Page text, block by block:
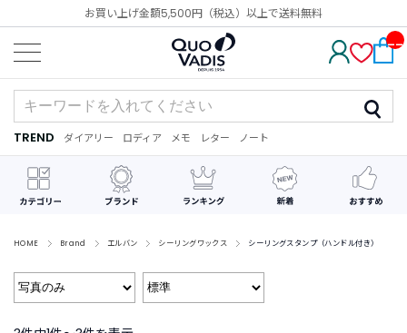
お買い上げ金額5,500円（税込）以上で送料無料
__
M_
CN
TREND
ダ
イ
ア
リ
ー
カ
レ
ン
ダ
ー
メ
手
デ
シ
最
近
ェ
TREND ダイアリー ロディア メモ レター ノート
HOME Brand エルバン シーリングワックス シーリングスタンプ（ハンドル付き）